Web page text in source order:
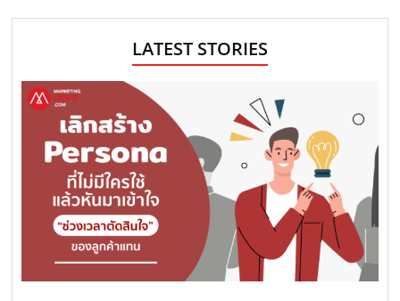
LATEST STORIES